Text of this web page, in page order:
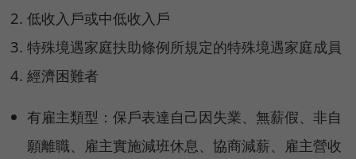
低收入戶或中低收入戶
特殊境遇家庭扶助條例所規定的特殊境遇家庭成員
經濟困難者
有雇主類型：保戶表達自己因失業、無薪假、非自
願離職、雇主實施減班休息、協商減薪、雇主營收